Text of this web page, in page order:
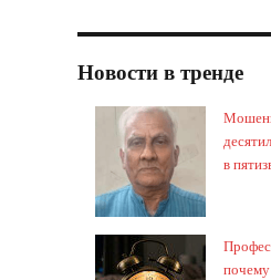
Новости в тренде
в